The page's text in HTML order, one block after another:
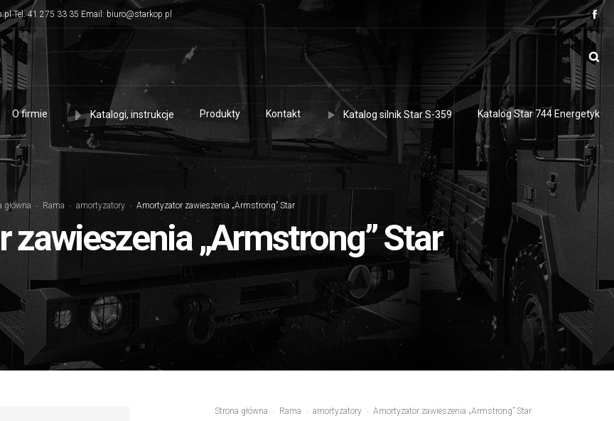
Tel. 41 275 33 35 Email: biuro@starkop.pl
O firmie Katalogi, instrukcje Produkty Kontakt Katalog silnik Star S-359 Katalog Star 744 Energetyk
główna Rama amortyzatory Amortyzator zawieszenia „Armstrong” Star
„Armstrong” Star
Strona główna Rama amortyzatory Amortyzator zawieszenia „Armstrong” Star